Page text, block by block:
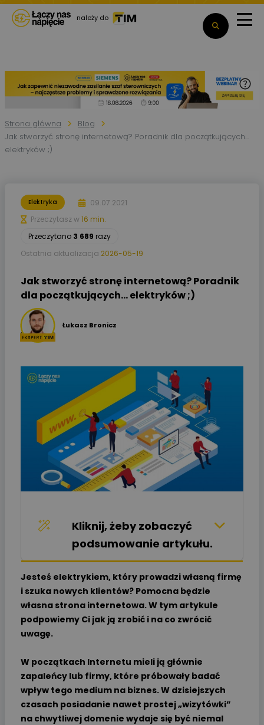
należy do
Strona główna
Blog
Jak stworzyć stronę internetową? Poradnik dla początkujących...
elektryków ;)
Elektryka
09.07.2021
Przeczytasz w 16 min.
Przeczytano 3 689 razy
Ostatnia aktualizacja 2026-05-19
Jak stworzyć stronę internetową? Poradnik
dla początkujących... elektryków ;)
Łukasz Bronicz
Kliknij, żeby zobaczyć
podsumowanie artykułu.
Jesteś elektrykiem, który prowadzi własną firmę
i szuka nowych klientów? Pomocna będzie
własna strona internetowa. W tym artykule
podpowiemy Ci jak ją zrobić i na co zwrócić
uwagę.
W początkach Internetu mieli ją głównie
zapaleńcy lub firmy, które próbowały badać
wpływ tego medium na biznes. W dzisiejszych
czasach posiadanie nawet prostej „wizytówki”
na chwytliwej domenie wydaje się być niemal